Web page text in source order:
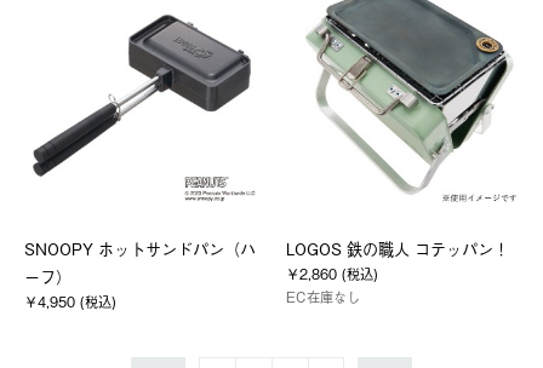
SNOOPY ホットサンドパン（ハ
ーフ）
￥4,950 (税込)
LOGOS 鉄の職人 コテッパン！
￥2,860 (税込)
EC在庫なし